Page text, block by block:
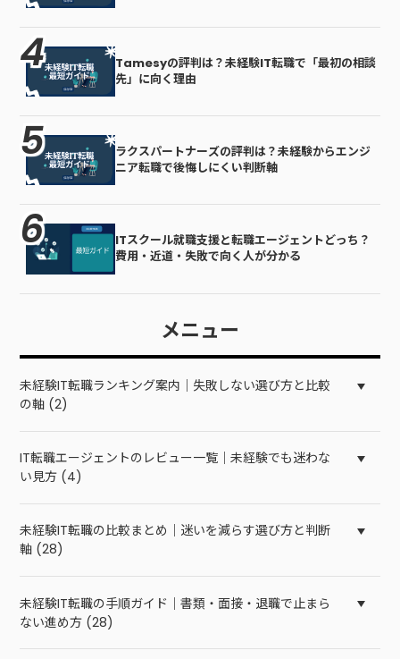
Tamesyの評判は？未経験IT転職で「最初の相談
先」に向く理由
ラクスパートナーズの評判は？未経験からエンジ
ニア転職で後悔しにくい判断軸
ITスクール就職支援と転職エージェントどっち？
費用・近道・失敗で向く人が分かる
メニュー
未経験IT転職ランキング案内｜失敗しない選び方と比較
の軸 (2)
IT転職エージェントのレビュー一覧｜未経験でも迷わな
い見方 (4)
未経験IT転職の比較まとめ｜迷いを減らす選び方と判断
軸 (28)
未経験IT転職の手順ガイド｜書類・面接・退職で止まら
ない進め方 (28)